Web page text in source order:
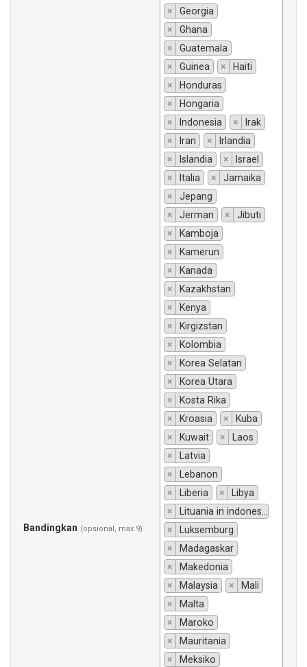
Bandingkan (opsional, max 9)
×
Georgia
×
Ghana
×
Guatemala
×
Guinea ×
Haiti
×
Honduras
×
Hongaria
×
Indonesia ×
Irak
×
Iran ×
Irlandia
×
Islandia ×
Israel
×
Italia ×
Jamaika
×
Jepang
×
Jerman ×
Jibuti
×
Kamboja
×
Kamerun
×
Kanada
×
Kazakhstan
×
Kenya
×
Kirgizstan
×
Kolombia
×
Korea Selatan
×
Korea Utara
×
Kosta Rika
×
Kroasia ×
Kuba
×
Kuwait ×
Laos
×
Latvia
×
Lebanon
×
Liberia ×
Libya
×
Lituania in indonesiano si traduce "Lituania".
×
Luksemburg
×
Madagaskar
×
Makedonia
×
Malaysia ×
Mali
×
Malta
×
Maroko
×
Mauritania
×
Meksiko